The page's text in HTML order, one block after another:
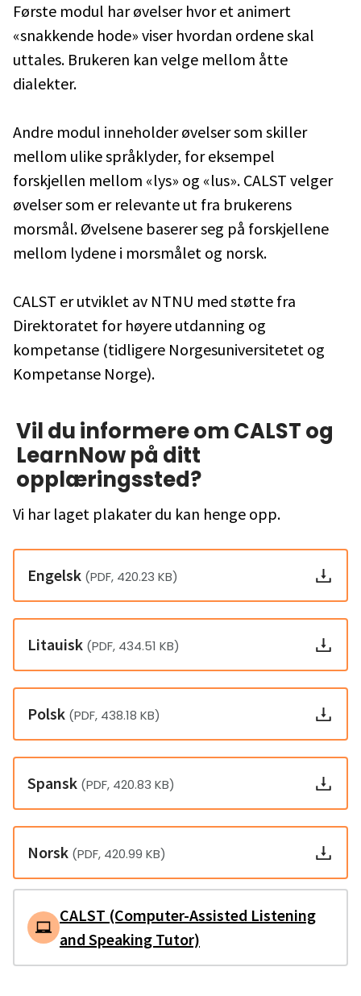
Første modul har øvelser hvor et animert
«snakkende hode» viser hvordan ordene skal
uttales. Brukeren kan velge mellom åtte
dialekter.
Andre modul inneholder øvelser som skiller
mellom ulike språklyder, for eksempel
forskjellen mellom «lys» og «lus». CALST velger
øvelser som er relevante ut fra brukerens
morsmål. Øvelsene baserer seg på forskjellene
mellom lydene i morsmålet og norsk.
CALST er utviklet av NTNU med støtte fra
Direktoratet for høyere utdanning og
kompetanse (tidligere Norgesuniversitetet og
Kompetanse Norge).
Vil du informere om CALST og
LearnNow på ditt
opplæringssted?
Vi har laget plakater du kan henge opp.
Engelsk (PDF, 420.23 KB)
Litauisk (PDF, 434.51 KB)
Polsk (PDF, 438.18 KB)
Spansk (PDF, 420.83 KB)
Norsk (PDF, 420.99 KB)
CALST (Computer-Assisted Listening
and Speaking Tutor)